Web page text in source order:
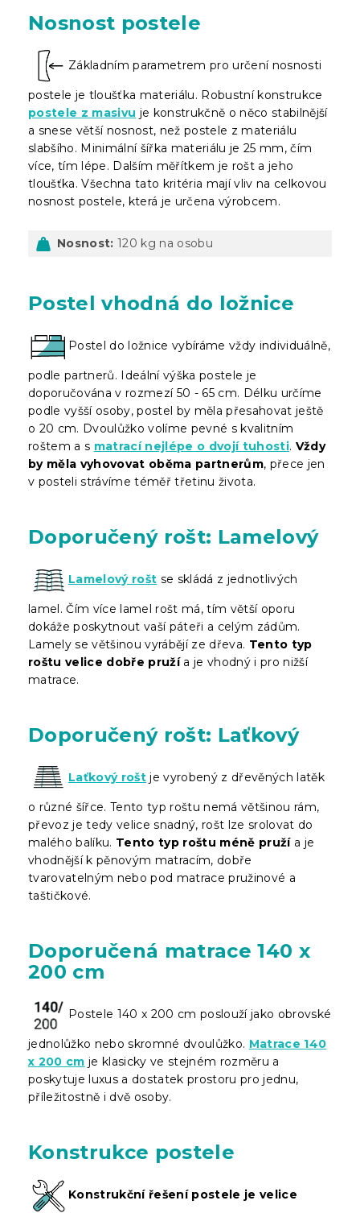
Nosnost postele
Základním parametrem pro určení nosnosti
postele je tloušťka materiálu. Robustní konstrukce
postele z masivu je konstrukčně o něco stabilnější
a snese větší nosnost, než postele z materiálu
slabšího. Minimální šířka materiálu je 25 mm, čím
více, tím lépe. Dalším měřítkem je rošt a jeho
tloušťka. Všechna tato kritéria mají vliv na celkovou
nosnost postele, která je určena výrobcem.
Nosnost: 120 kg na osobu
Postel vhodná do ložnice
Postel do ložnice vybíráme vždy individuálně,
podle partnerů. Ideální výška postele je
doporučována v rozmezí 50 - 65 cm. Délku určíme
podle vyšší osoby, postel by měla přesahovat ještě
o 20 cm. Dvoulůžko volíme pevné s kvalitním
roštem a s matrací nejlépe o dvojí tuhosti. Vždy
by měla vyhovovat oběma partnerům, přece jen
v posteli strávíme téměř třetinu života.
Doporučený rošt: Lamelový
Lamelový rošt se skládá z jednotlivých
lamel. Čím více lamel rošt má, tím větší oporu
dokáže poskytnout vaší páteři a celým zádům.
Lamely se většinou vyrábějí ze dřeva. Tento typ
roštu velice dobře pružía je vhodný i pro nižší
matrace.
Doporučený rošt: Laťkový
Laťkový rošt je vyrobený z dřevěných latěk
o různé šířce. Tento typ roštu nemá většinou rám,
převoz je tedy velice snadný, rošt lze srolovat do
malého balíku. Tento typ roštu méně pružía je
vhodnější k pěnovým matracím, dobře
tvarovatelným nebo pod matrace pružinové a
taštičkové.
Doporučená matrace 140 x
200 cm
Postele 140 x 200 cm poslouží jako obrovské
jednolůžko nebo skromné dvoulůžko. Matrace 140
x 200 cm je klasicky ve stejném rozměru a
poskytuje luxus a dostatek prostoru pro jednu,
příležitostně i dvě osoby.
Konstrukce postele
Konstrukční řešení postele je velice